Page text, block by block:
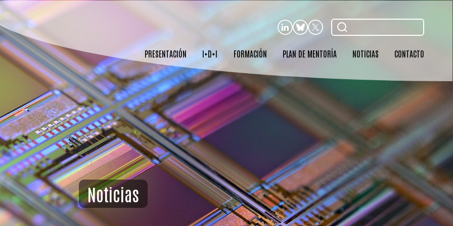
Buscar
PRESENTACIÓN I+D+I FORMACIÓN PLAN DE MENTORÍA NOTICIAS CONTACTO
Noticias